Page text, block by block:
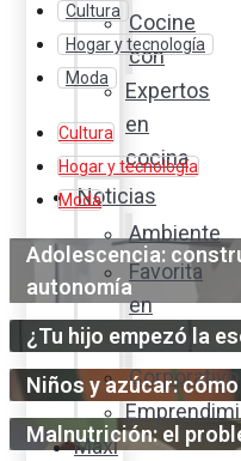
Cocine
con
Expertos
en
cocina
Noticias
Ambiente
Favorita
en
acción
Corporativo
Maxi
Cultura
Hogar y tecnología
Moda
Cultura
Hogar y tecnología
Moda
Adolescencia:
autonomía
¿Tu hijo empezó la
Niños y azúcar:
Malnutrición: el